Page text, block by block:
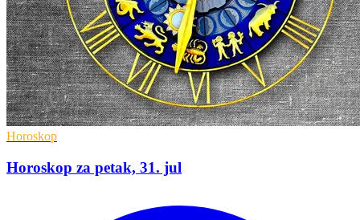
Horoskop
Horoskop za petak, 31. jul